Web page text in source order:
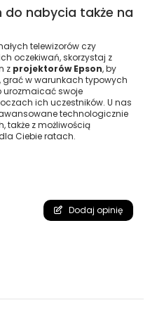
do nabycia także na
telewizorów czy
oczekiwań, skorzystaj z
z projektorów Epson, by
w warunkach typowych
urozmaicać swoje
ich uczestników. U nas
technologicznie
także z możliwością
Ciebie ratach.
Dodaj opinię